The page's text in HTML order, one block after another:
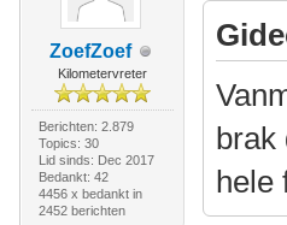
ZoefZoef
Kilometervreter
Berichten: 2.879
Topics: 30
Lid sinds: Dec 2017
Bedankt: 42
4456 x bedankt in
2452 berichten
brak
hele